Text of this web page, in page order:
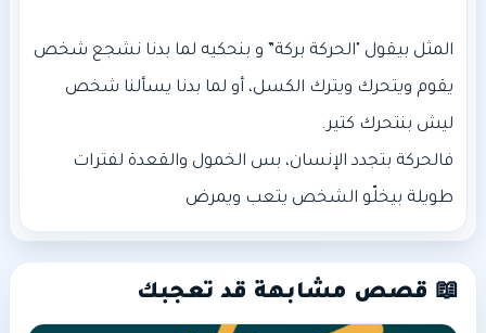
المثل بيقول "الحركة بركة” و بنحكيه لما بدنا نشجع شخص
يقوم ويتحرك ويترك الكسل، أو لما بدنا يسألنا شخص
فالحركة بتجدد الإنسان، بس الخمول والقعدة لفترات
طويلة بيخلّو الشخص يتعب ويمرض
📖 قصص مشابهة قد تعجبك